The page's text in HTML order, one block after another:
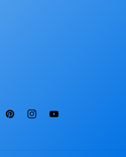
PinterestInstagramYouTube